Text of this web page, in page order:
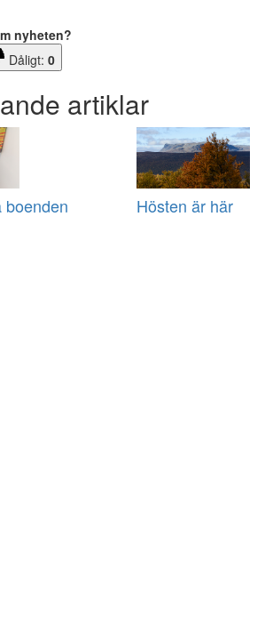
nyheten?
Dåligt: 0
artiklar
boenden Hösten är här